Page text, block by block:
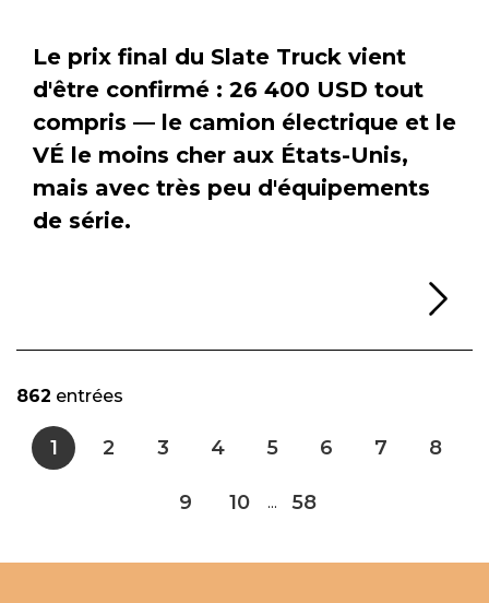
Le prix final du Slate Truck vient
d'être confirmé : 26 400 USD tout
compris — le camion électrique et le
VÉ le moins cher aux États-Unis,
mais avec très peu d'équipements
de série.
862 entrées
1 2 3 4 5 6 7 8
9 10 ... 58